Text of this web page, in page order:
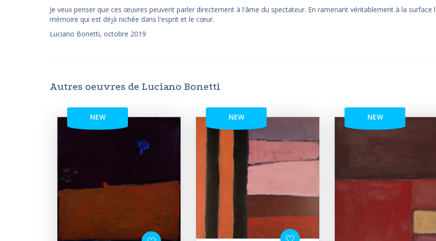
Je veux penser que ces œuvres peuvent parler directement à l'âme du spectateur. En ramenant véritablement à la surface
mémoire qui est déjà nichée dans l'esprit et le cœur.
Luciano Bonetti, octobre 2019
Autres oeuvres de Luciano Bonetti
NEW NEW NEW